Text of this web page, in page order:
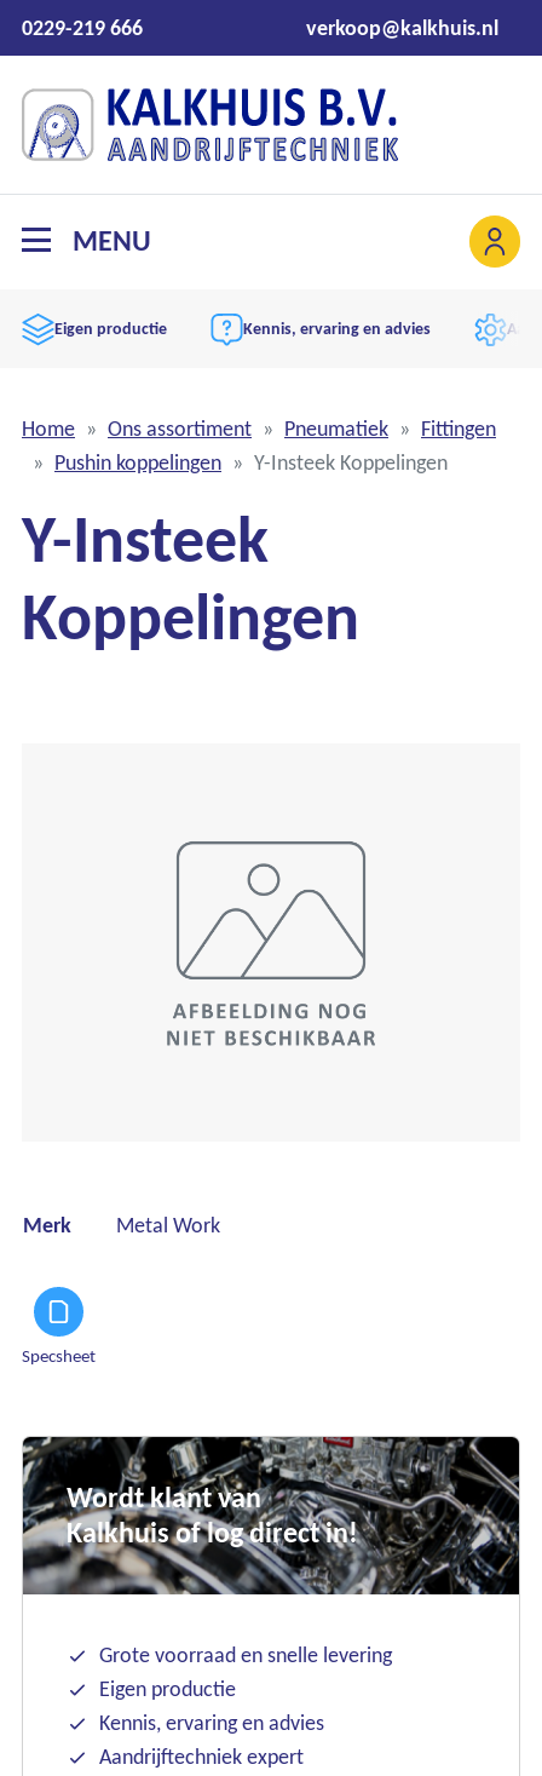
0229-219 666 verkoop@kalkhuis.nl
MENU
Eigen productie Kennis, ervaring en advies
Home Ons assortiment Pneumatiek
Fittingen
Pushin koppelingen
Y-Insteek Koppelingen
Y-Insteek
Koppelingen
Merk Metal Work
Specsheet
Wordt klant van
Kalkhuis of log direct in!
Grote voorraad en snelle levering
Eigen productie
Kennis, ervaring en advies
Aandrijftechniek expert